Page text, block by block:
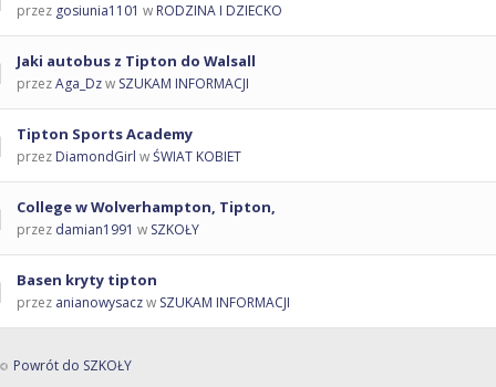
przez gosiunia1101 w RODZINA I DZIECKO
Jaki autobus z Tipton do Walsall
przezAga_Dzw SZUKAM INFORMACJI
Tipton Sports Academy
przez DiamondGirl wŚWIAT KOBIET
College w Wolverhampton, Tipton,
przez damian1991 w SZKOŁY
Basen kryty tipton
przez anianowysaczw SZUKAM INFORMACJI
Powrót do SZKOŁY